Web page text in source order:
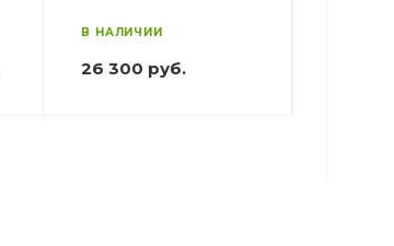
В НАЛИЧИИ
26 300 руб.